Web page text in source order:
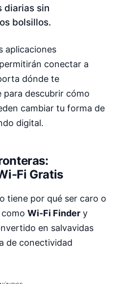
diarias sin
bolsillos.
aplicaciones
conectar a
dónde te
para descubrir cómo
cambiar tu forma de
digital.
Fi Gratis
tiene por qué ser caro o
Wi-Fi Finder y
en salvavidas
de conectividad